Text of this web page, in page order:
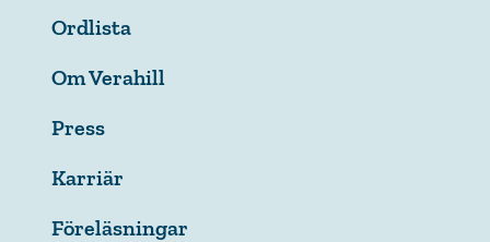
Ordlista
Om Verahill
Press
Karriär
Föreläsningar